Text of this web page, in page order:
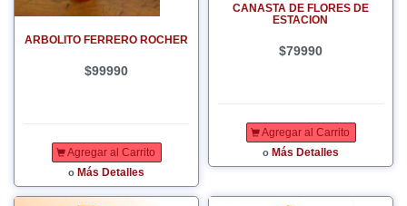
ARBOLITO FERRERO ROCHER
$99990
Agregar al Carrito
o Más Detalles
CANASTA DE FLORES DE
ESTACION
$79990
Agregar al Carrito
o Más Detalles